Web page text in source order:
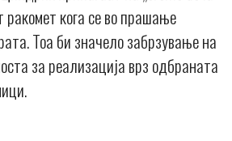
ракомет кога се во прашање
Тоа би значело забрзување на
за реализација врз одбраната